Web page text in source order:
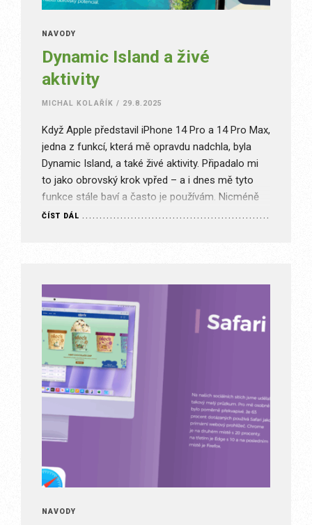
NÁVODY
Dynamic Island a živé
aktivity
MICHAL KOLAŘÍK / 29.8.2025
Když Apple představil iPhone 14 Pro a 14 Pro Max,
jedna z funkcí, která mě opravdu nadchla, byla
Dynamic Island, a také živé aktivity. Připadalo mi
to jako obrovský krok vpřed – a i dnes mě tyto
funkce stále baví a často je používám. Nicméně
musím říct, že mám pocit, že se na ně v…
ČÍST DÁL
NÁVODY